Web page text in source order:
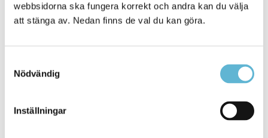
webbsidorna ska fungera korrekt och andra kan du välja
att stänga av. Nedan finns de val du kan göra.
Nödvändig
Inställningar
KONTAKT